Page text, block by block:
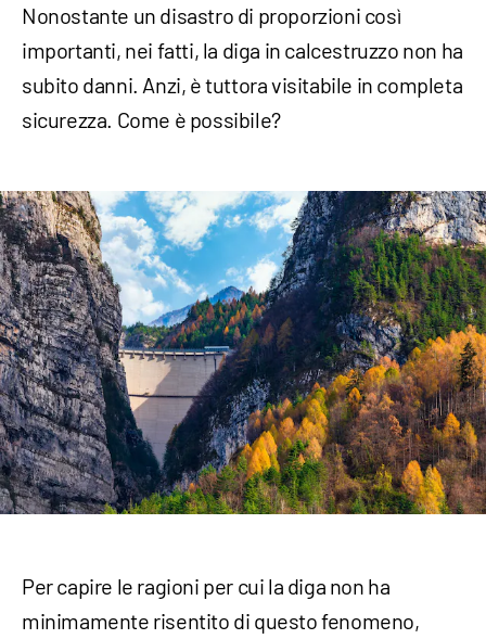
Nonostante un disastro di proporzioni così
importanti, nei fatti, la diga in calcestruzzo non ha
subito danni. Anzi, è tuttora visitabile in completa
sicurezza. Come è possibile?
Per capire le ragioni per cui la diga non ha
minimamente risentito di questo fenomeno,